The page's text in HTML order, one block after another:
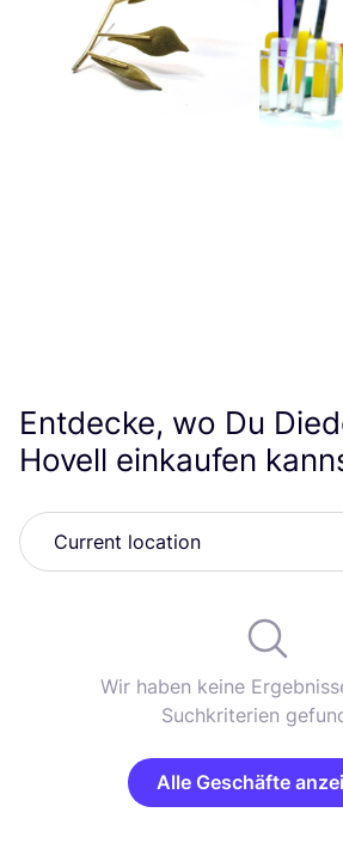
Entdecke, wo Du
Hovell einkaufen
Wir haben keine
Suchkriterien
Alle Geschäfte